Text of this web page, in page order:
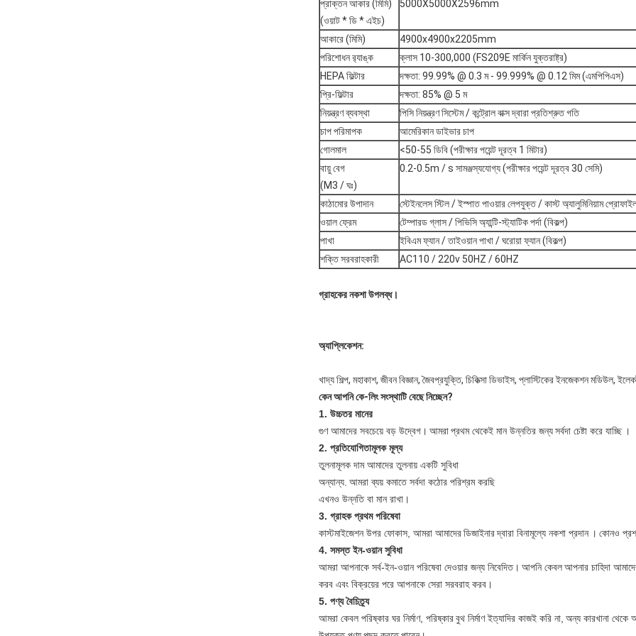
প্রাক্তন আকার (মিমি)
(ওয়াট * ডি * এইচ)
5000X5000X2596mm
আকারে (মিমি)
4900x4900x2205mm
পরিশোধন র‌্যাঙ্ক
ক্লাস 10-300,000 (FS209E মার্কিন যুক্তরাষ্ট্র)
HEPA ফিল্টার
দক্ষতা: 99.99% @ 0.3 ম - 99.999% @ 0.12 মিম (এমপিপিএস)
প্রি-ফিল্টার
দক্ষতা: 85% @ 5 ম
নিয়ন্ত্রণ ব্যবস্থা
পিসি নিয়ন্ত্রণ সিস্টেম / কন্ট্রোল বাক্স দ্বারা প্রতিশ্রুত গতি
চাপ পরিমাপক
আমেরিকান ডাইভার চাপ
গোলমাল
<50-55 ডিবি (পরীক্ষার পয়েন্ট দূরত্ব 1 মিটার)
বায়ু বেগ
(M3 / ঘঃ)
0.2-0.5m / s সামঞ্জস্যযোগ্য (পরীক্ষার পয়েন্ট দূরত্ব 30 সেমি)
কাঠামোর উপাদান
স্টেইনলেস স্টিল / ইস্পাত পাওয়ার লেপযুক্ত / কাস্ট অ্যালুমিনিয়াম
ওয়াল ফ্রেম
টেম্পারড গ্লাস / পিভিসি অ্যান্টি-স্ট্যাটিক পর্দা (বিকল্প)
পাখা
ইবিএম ফ্যান / তাইওয়ান পাখা / ঘরোয়া ফ্যান (বিকল্প)
শক্তি সরবরাহকারী
AC110 / 220v 50HZ / 60HZ
গ্রাহকের নকশা উপলব্ধ।
অ্যাপ্লিকেশন:
খাদ্য শিল্প, মহাকাশ, জীবন বিজ্ঞান, জৈবপ্রযুক্তি, চিকিত্সা ডিভাইস, প্লাস্টিকের ইনজেকশন মডিউল,
কেন আপনি কে-লিং সংস্থাটি বেছে নিচ্ছেন?
1. উচ্চতর মানের
গুণ আমাদের সবচেয়ে বড় উদ্বেগ। আমরাপ্রথম থেকেই মান উন্নতির জন্যসর্বদা চেষ্টা করে যাচ্ছি ।
2. প্রতিযোগিতামূলক মূল্য
তুলনামূলক দাম আমাদের তুলনায় একটি সুবিধা
অন্যান্য. আমরা ব্যয় কমাতে সর্বদা কঠোর পরিশ্রম করছি
এখনও উন্নতি বা মান রাখা।
3. গ্রাহক প্রথম পরিষেবা
কাস্টমাইজেশন উপর ফোকাস, আমরা আমাদেরডিজাইনারদ্বারা বিনামূল্যে নকশা প্রদান । কোনও
4. সমস্ত ইন-ওয়ান সুবিধা
আমরা আপনাকে সর্ব-ইন-ওয়ান পরিষেবা দেওয়ার জন্য নিবেদিত। আপনি কেবলআপনার চাহিদা
করব এবং বিক্রয়ের পরে আপনাকে সেরা সরবরাহ করব।
5. পণ্য বৈচিত্র্য
আমরা কেবল পরিষ্কার ঘর নির্মাণ, পরিষ্কারবুথ নির্মাণ ইত্যাদির কাজই করি না, অন্য কারখানা থেকে